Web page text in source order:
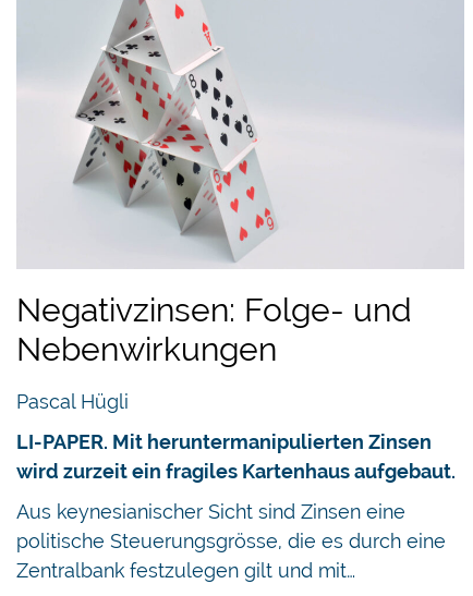
Negativzinsen: Folge- und
Nebenwirkungen
Pascal Hügli
LI-PAPER. Mit heruntermanipulierten Zinsen
wird zurzeit ein fragiles Kartenhaus aufgebaut.
Aus keynesianischer Sicht sind Zinsen eine
politische Steuerungsgrösse, die es durch eine
Zentralbank festzulegen gilt und mit…